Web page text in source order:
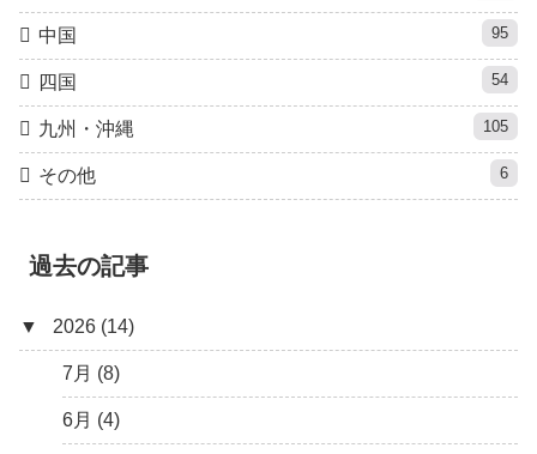
中国 95
四国 54
九州・沖縄 105
その他 6
過去の記事
▼ 2026 (14)
7月 (8)
6月 (4)